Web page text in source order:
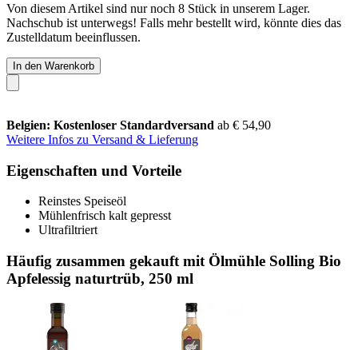
Von diesem Artikel sind nur noch 8 Stück in unserem Lager.
Nachschub ist unterwegs! Falls mehr bestellt wird, könnte dies das
Zustelldatum beeinflussen.
In den Warenkorb
Belgien: Kostenloser Standardversand ab € 54,90
Weitere Infos zu Versand & Lieferung
Eigenschaften und Vorteile
Reinstes Speiseöl
Mühlenfrisch kalt gepresst
Ultrafiltriert
Häufig zusammen gekauft mit Ölmühle Solling Bio
Apfelessig naturtrüb, 250 ml